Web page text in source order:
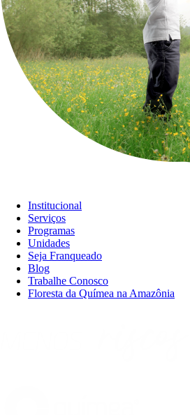
Institucional
Serviços
Programas
Unidades
Seja Franqueado
Blog
Trabalhe Conosco
Floresta da Químea na Amazônia